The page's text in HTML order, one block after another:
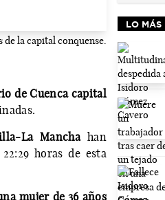
la capital conquense.
de Cuenca capital
La Manchahan
horas de esta
mujer de 36 años
LO